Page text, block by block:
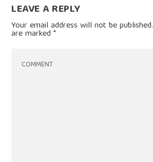
LEAVE A REPLY
Your email address will not be published.
are marked*